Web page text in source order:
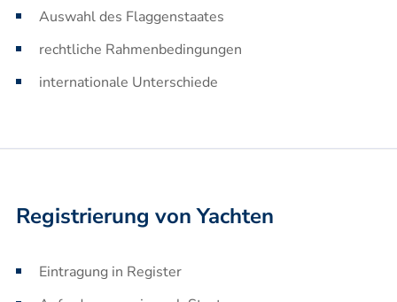
Auswahl des Flaggenstaates
rechtliche Rahmenbedingungen
internationale Unterschiede
Registrierung von Yachten
Eintragung in Register